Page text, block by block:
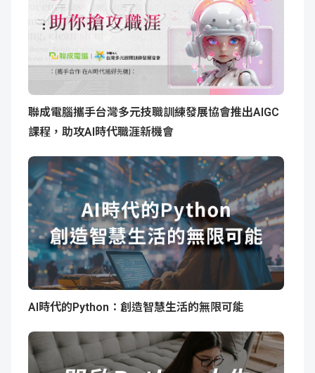
聯成電腦攜手台灣多元技職訓練發展協會推出AIGC
課程，助攻AI時代職涯新機會
AI時代的Python：創造智慧生活的無限可能